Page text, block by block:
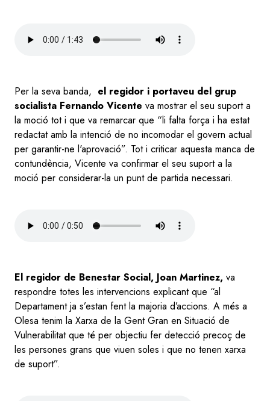
Per la seva banda, el regidor i portaveu del grup
socialista Fernando Vicente va mostrar el seu suport a
la moció tot i que va remarcar que “li falta força i ha estat
redactat amb la intenció de no incomodar el govern actual
per garantir-ne l'aprovació”. Tot i criticar aquesta manca de
contundència, Vicente va confirmar el seu suport a la
moció per considerar-la un punt de partida necessari.
El regidor de Benestar Social, Joan Martinez, va
respondre totes les intervencions explicant que “al
Departament ja s’estan fent la majoria d’accions. A més a
Olesa tenim la Xarxa de la Gent Gran en Situació de
Vulnerabilitat que té per objectiu fer detecció precoç de
les persones grans que viuen soles i que no tenen xarxa
de suport”.